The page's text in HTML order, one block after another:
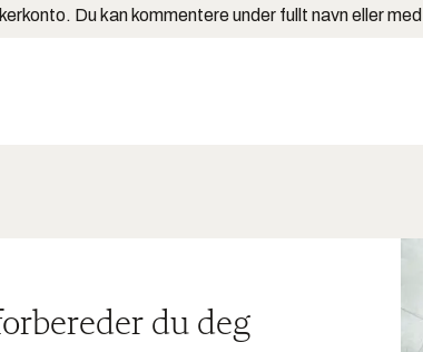
Du kan kommentere under fullt navn eller
du deg